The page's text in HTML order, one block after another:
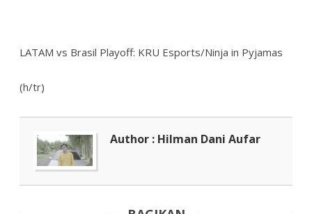
LATAM vs Brasil Playoff: KRU Esports/Ninja in Pyjamas
(h/tr)
Author : Hilman Dani Aufar